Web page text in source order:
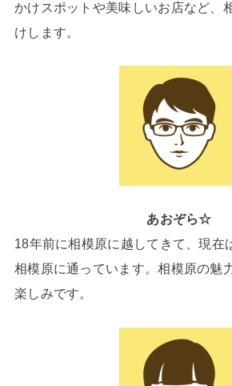
かけスポットや美味しいお店など、
けします。
あおぞら☆
18年前に相模原に越してきて、現在
相模原に通っています。相模原の魅
楽しみです。